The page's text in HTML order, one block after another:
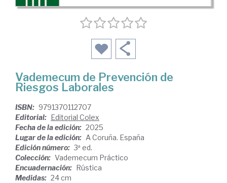
Vademecum de Prevención de
Riesgos Laborales
ISBN: 9791370112707
Editorial: Editorial Colex
Fecha de la edición: 2025
Lugar de la edición: A Coruña. España
Edición número: 3ª ed.
Colección: Vademecum Práctico
Encuadernación: Rústica
Medidas: 24 cm